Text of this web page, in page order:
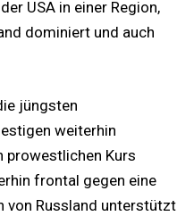
USA in einer Region,
dominiert und auch
jüngsten
weiterhin
prowestlichen Kurs
frontal gegen eine
von Russland unterstützt